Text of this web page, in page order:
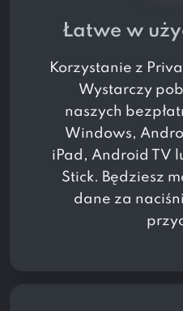
Łatwe w
Korzystanie z
Wystarczy
naszych
Windows,
iPad, Android TV
Stick. Będziesz
dane za